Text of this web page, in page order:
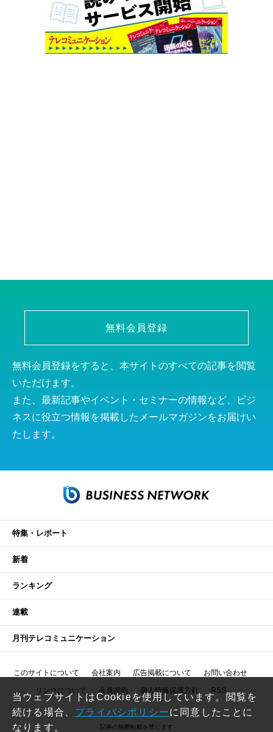
無料会員登録
無料会員登録をすると、本サイトのすべての記事を閲覧
いただけます。
また、最新記事やイベント・セミナーの情報など、ビジ
ネスに役立つ情報を掲載したメールマガジンをお届けい
たします。
特集・レポート
新着
ランキング
連載
月刊テレコミュニケーション
このサイトについて 会社案内 広告掲載について お問い合わせ
リンクについて 会員規約 個人情報保護方針 RSS
記事の無断転載を禁じます
当ウェブサイトはCookieを使用しています。閲覧を
続ける場合、 プライバシポリシーに同意したことに
なります。